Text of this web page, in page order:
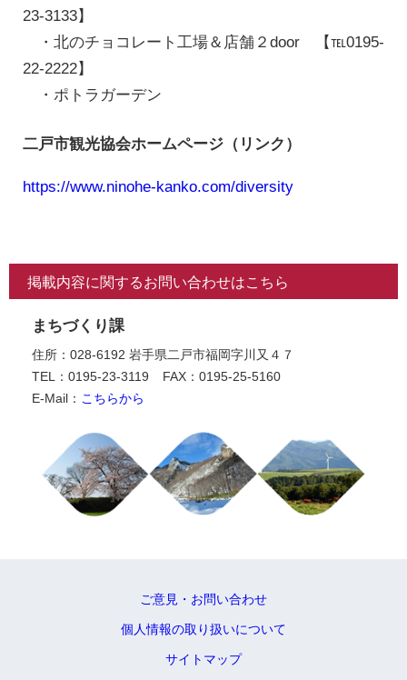
23-3133】
・北のチョコレート工場＆店舗２door 【℡0195-
22-2222】
・ポトラガーデン
二戸市観光協会ホームページ（リンク）
https://www.ninohe-kanko.com/diversity
掲載内容に関するお問い合わせはこちら
まちづくり課
住所：028-6192 岩手県二戸市福岡字川又４７
TEL：0195-23-3119
FAX：0195-25-5160
E-Mail： こちらから
ご意見・お問い合わせ
個人情報の取り扱いについて
サイトマップ